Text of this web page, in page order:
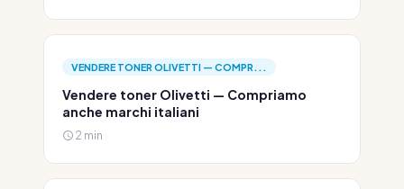
VENDERE TONER OLIVETTI — COMPR...
Vendere toner Olivetti — Compriamo
anche marchi italiani
2 min